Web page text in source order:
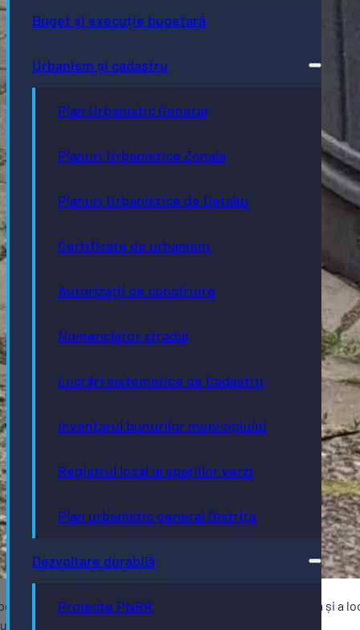
Buget și execuție bugetară
Urbanism și cadastru
Plan Urbanistic General
Planuri Urbanistice Zonale
Planuri Urbanistice de Detaliu
Certificate de urbanism
Autorizații de construire
Nomenclator stradal
Lucrări sistematice de Cadastru
Inventarul bunurilor municipiului
Registrul local al spațiilor verzi
Plan urbanistic general Bistrița
Dezvoltare durabilă
Proiecte PNRR
propus a fi amplasat pe raza municipiului Bistrița și a
între orele 9 – 15 și vineri, între orele 9 – 13.